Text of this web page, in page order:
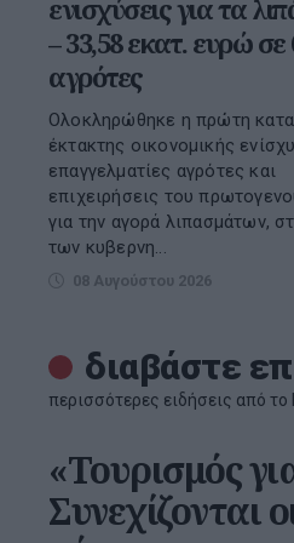
ενισχύσεις για τα
– 33,58 εκατ. ευρώ σε
αγρότες
Ολοκληρώθηκε η πρώτη
έκτακτης οικονομικής
επαγγελματίες αγρότες και
επιχειρήσεις του
για την αγορά λιπασμάτων,
των κυβερνη...
08 Αυγούστου 2026
διαβάστε
περισσότερες ειδήσεις από
«Τουρισμός
Συνεχίζονται